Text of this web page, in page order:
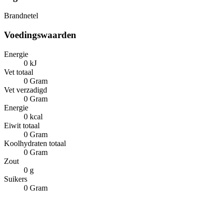
Brandnetel
Voedingswaarden
Energie
0 kJ
Vet totaal
0 Gram
Vet verzadigd
0 Gram
Energie
0 kcal
Eiwit totaal
0 Gram
Koolhydraten totaal
0 Gram
Zout
0 g
Suikers
0 Gram